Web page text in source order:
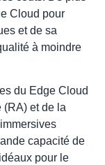
Cloud pour
et de sa
à moindre
du Edge Cloud
(RA) et de la
capacité de
pour le